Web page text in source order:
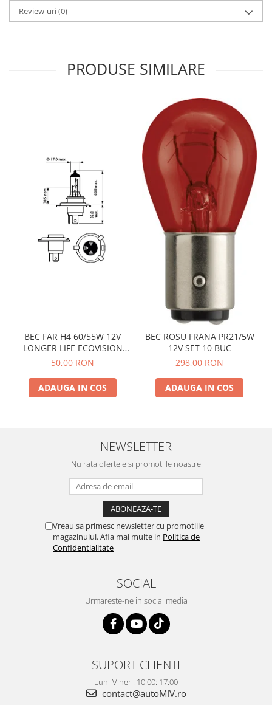
Review-uri(0)
PRODUSE SIMILARE
BEC FAR H4 60/55W 12V
LONGER LIFE ECOVISION
PHILIPS
50,00 RON
ADAUGA IN COS
BEC ROSU FRANA PR21/5W
12V SET 10 BUC
298,00 RON
ADAUGA IN COS
NEWSLETTER
Nu rata ofertele si promotiile noastre
Vreau sa primesc newsletter cu promotiile
magazinului. Afla mai multe in Politica de
Confidentialitate
SOCIAL
Urmareste-ne in social media
SUPORT CLIENTI
Luni-Vineri: 10:00: 17:00
contact@autoMIV.ro